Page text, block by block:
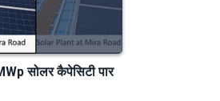
सोलर कैपेसिटी पार